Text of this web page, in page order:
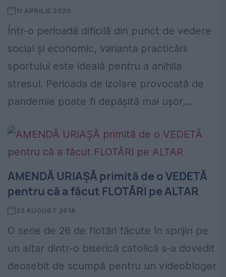
11 APRILIE 2020
Într-o perioadă dificilă din punct de vedere
social și economic, varianta practicării
sportului este ideală pentru a anihila
stresul. Perioada de izolare provocată de
pandemie poate fi depășită mai ușor,...
AMENDĂ URIAȘĂ primită de o VEDETĂ
pentru că a făcut FLOTĂRI pe ALTAR
23 AUGUST 2018
O serie de 26 de flotări făcute în sprijin pe
un altar dintr-o biserică catolică s-a dovedit
deosebit de scumpă pentru un videobloger